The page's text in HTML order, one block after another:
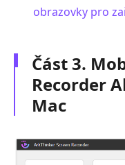
obrazovky pro
Část 3.
Recorder
Mac